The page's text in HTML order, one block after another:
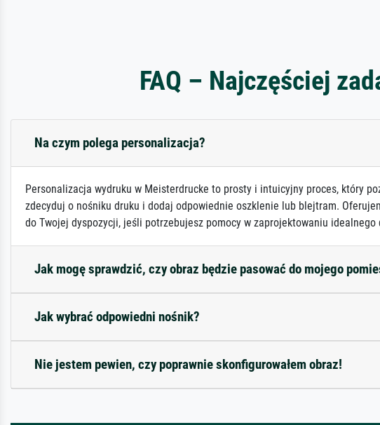
FAQ – Najczęściej
Na czym polega personalizacja?
Personalizacja wydruku w Meisterdrucke to prosty i intuicyjny proces, który
zdecyduj o nośniku druku i dodaj odpowiednie oszklenie lub blejtram.
do Twojej dyspozycji, jeśli potrzebujesz pomocy w zaprojektowaniu idealnego
Jak mogę sprawdzić, czy obraz będzie pasować do mojego
Jak wybrać odpowiedni nośnik?
Nie jestem pewien, czy poprawnie skonfigurowałem obraz!